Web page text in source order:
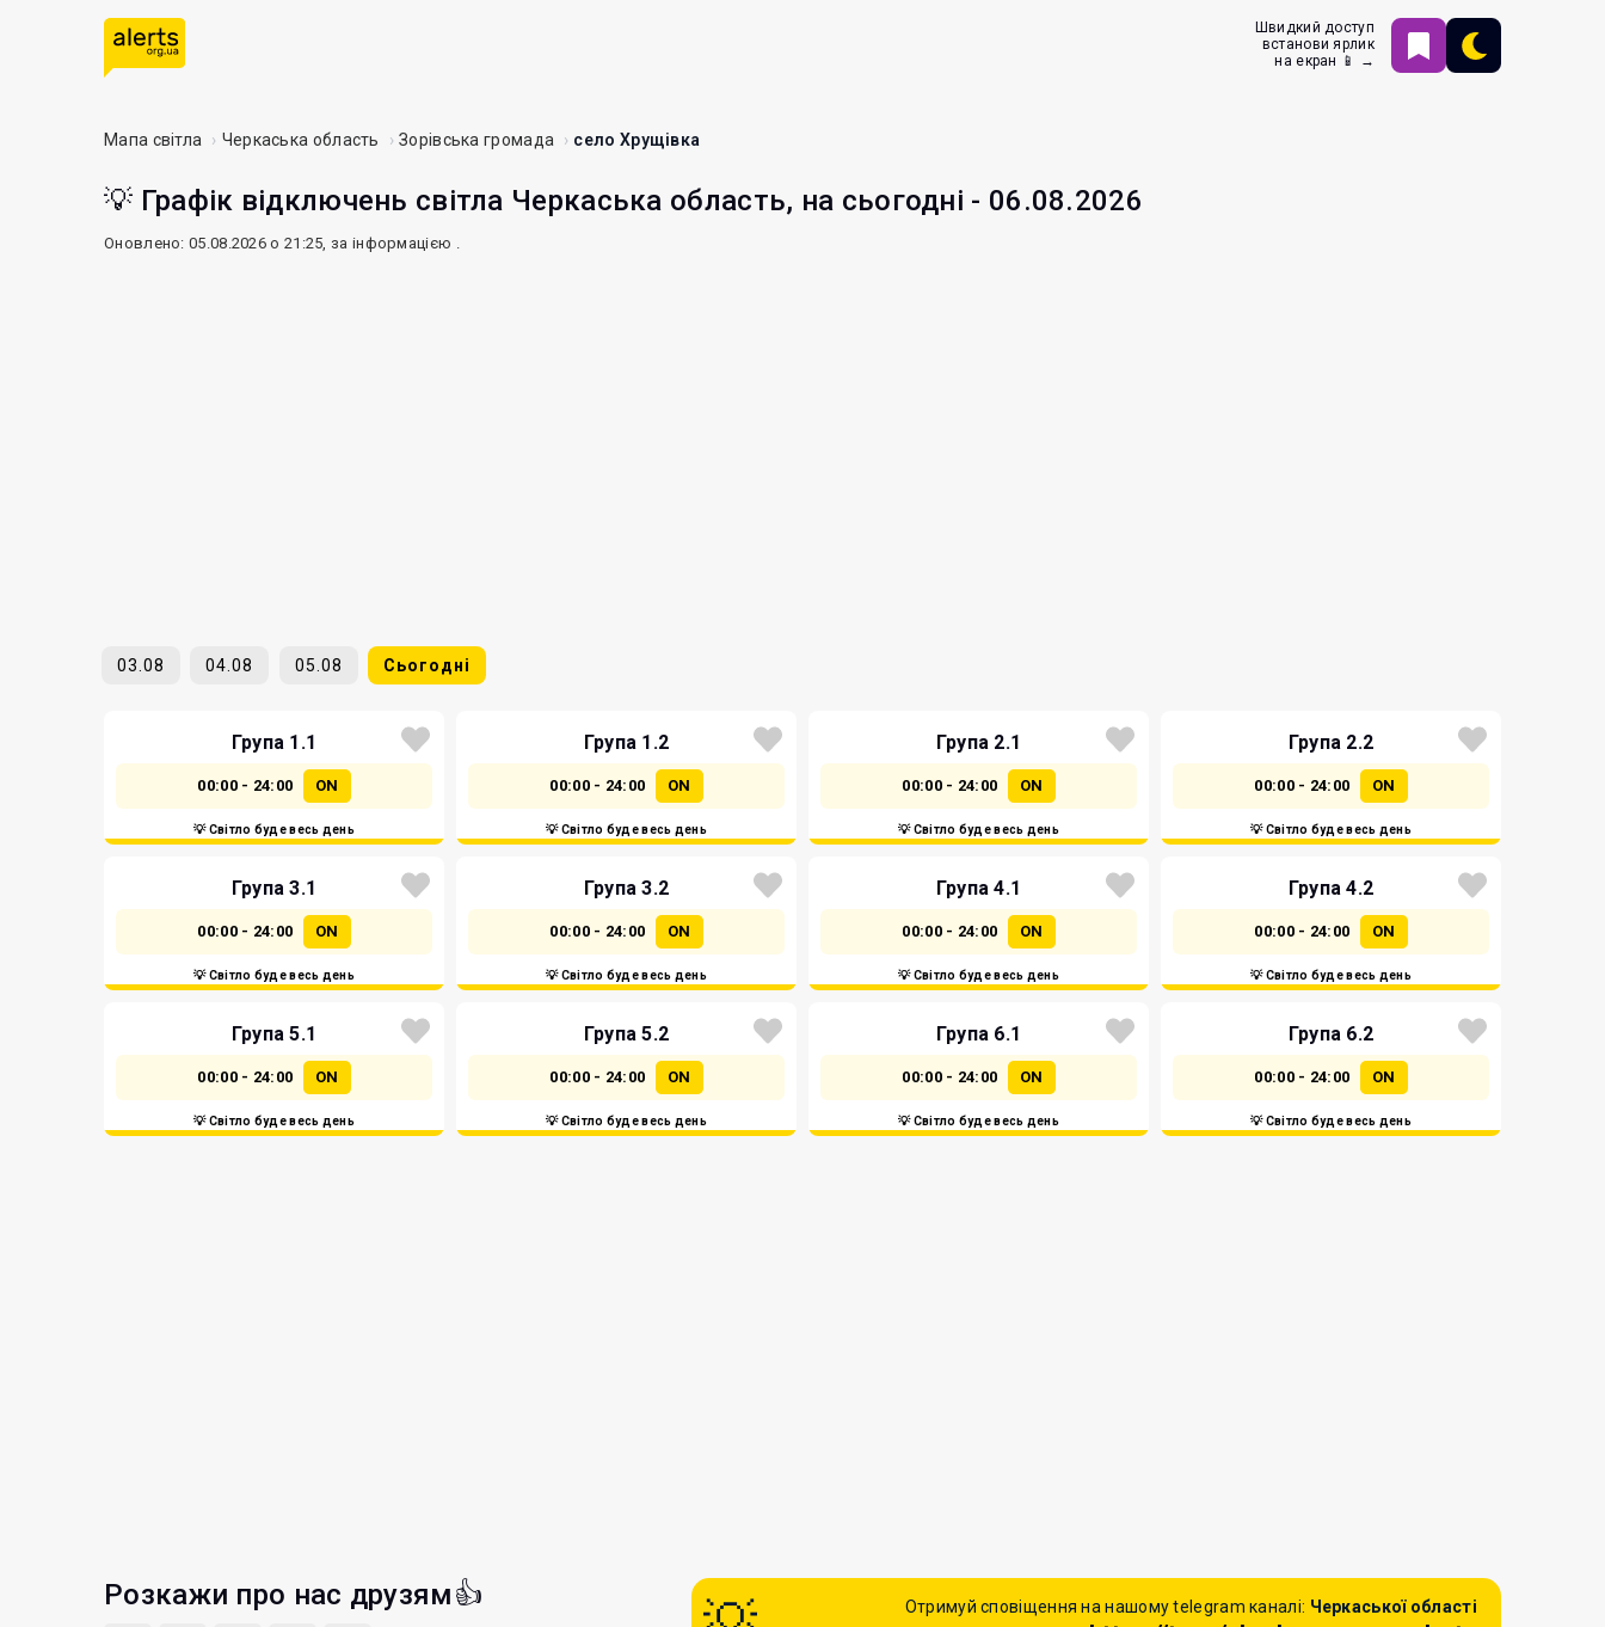
Швидкий доступ
встанови ярлик
на екран 📱 →
Мапа світла Черкаська область Зорівська громада село Хрущівка
💡 Графік відключень світла Черкаська область, на сьогодні - 06.08.2026
Оновлено: 05.08.2026 о 21:25, за інформацією .
03.08 04.08 05.08 Сьогодні
Група 1.1
00:00 - 24:00 ON
💡 Світло буде весь день
Група 1.2
00:00 - 24:00 ON
💡 Світло буде весь день
Група 2.1
00:00 - 24:00 ON
💡 Світло буде весь день
Група 2.2
00:00 - 24:00 ON
💡 Світло буде весь день
Група 3.1
00:00 - 24:00 ON
💡 Світло буде весь день
Група 3.2
00:00 - 24:00 ON
💡 Світло буде весь день
Група 4.1
00:00 - 24:00 ON
💡 Світло буде весь день
Група 4.2
00:00 - 24:00 ON
💡 Світло буде весь день
Група 5.1
00:00 - 24:00 ON
💡 Світло буде весь день
Група 5.2
00:00 - 24:00 ON
💡 Світло буде весь день
Група 6.1
00:00 - 24:00 ON
💡 Світло буде весь день
Група 6.2
00:00 - 24:00 ON
💡 Світло буде весь день
Розкажи про нас друзям👍 Отримуй сповіщення на нашому telegram каналі: Черкаської області